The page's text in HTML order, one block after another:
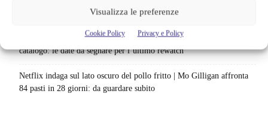
Visualizza le preferenze
Cookie Policy Privacy e Policy
progetto è in sviluppo: cosa resta dell’esperimento
Netflix saluta 16 titoli ad agosto 2026 | 3 serie e 13 film lasciano il
catalogo: le date da segnare per l’ultimo rewatch
Netflix indaga sul lato oscuro del pollo fritto | Mo Gilligan affronta
84 pasti in 28 giorni: da guardare subito